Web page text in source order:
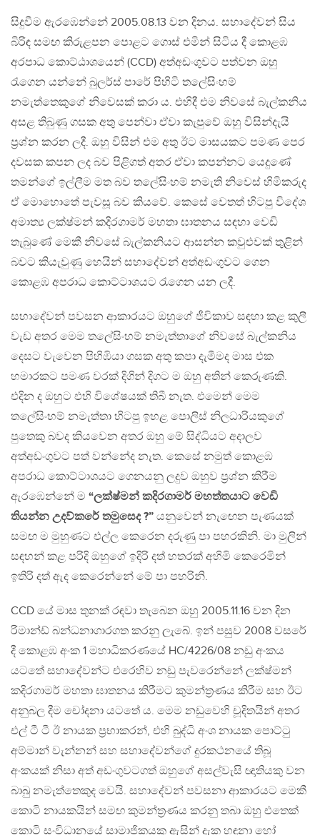
සිදුවීම ඇරඹෙන්නේ 2005.08.13 වන දිනය. සහාදේවන් සිය
බිරිඳ සමඟ කිරුළපන පොළට ගොස් එමින් සිටිය දී කොළඹ
අරපාධ කොට්ඨාශයෙන් (CCD) අත්අඩංගුවට පත්වන ඔහු
රැගෙන යන්නේ බුලර්ස් පාරේ පිහිටි තලේසිංහම්
නමැත්තෙකුගේ නිවෙසක් කරා ය. එහිදී එම නිවසේ බැල්කනිය
අසළ තිබුණු ගසක අතු පෙන්වා ඒවා කැපුවේ ඔහු විසින්දැයි
ප්‍රශ්න කරන ලදී. ඔහු විසින් එම අතු ඊට මාසයකට පමණ පෙර
දවසක කපන ලද බව පිළිගත් අතර ඒවා කපන්නට යෙදුණේ
තමන්ගේ ඉල්ලීම මත බව තලේසිංහම් නමැති නිවෙස් හිමිකරුද
ඒ මොහොතේ පැවසූ බව කියවේ. කෙසේ වෙතත් හිටපු විදේශ
අමාත්‍ය ලක්ෂ්මන් කදිරගාමර් මහතා ඝාතනය සඳහා වෙඩි
තැබුණේ මෙකී නිවසේ බැල්කනියට ආසන්න කවුළුවක් තුළින්
බවට කියැවුණු හෙයින් සහාදේවන් අත්අඩංගුවට ගෙන
කොළඹ අපරාධ කොට්ටාශයට රැගෙන යන ලදී.
සහාදේවන් පවසන ආකාරයට ඔහුගේ ජීවිකාව සඳහා කළ කුලී
වැඩ අතර මෙම තලේසිංහම් නමැත්තාගේ නිවසේ බැල්කනිය
දෙසට වැවෙන පිහිඹියා ගසක අතු කපා දැමීමද මාස එක
හමාරකට පමණ වරක් දිගින් දිගට ම ඔහු අතින් කෙරුණකි.
එදින ද ඔහුට එහි විශේෂයක් තිබී නැත. එමෙන් මෙම
තලේසිංහම් නමැත්තා හිටපු ඉහළ පොලිස් නිලධාරියකුගේ
පුතෙකු බවද කියවෙන අතර ඔහු මේ සිද්ධියට අදාලව
අත්අඩංගුවට පත් වන්නේද නැත. කෙසේ නමුත් කොළඹ
අපරාධ කොට්ටාශයට ගෙනයනු ලදුව ඔහුව ප්‍රශ්න කිරීම
ඇරඹෙන්නේ ම “ලක්ෂ්මන් කදිරගාමර් මහත්තයාට වෙඩි
තියන්න උදව්කරේ තමුසෙද ?” යනුවෙන් නැඟෙන පැණයක්
සමඟ ම මුහුණට එල්ල කෙරෙන දරුණු පා පහරකිනි. මා මුලින්
සඳහන් කළ පරිදි ඔහුගේ ඉදිරි දත් හතරක් අහිමි කෙරෙමින්
ඉතිරි දත් ඇද කෙරෙන්නේ මේ පා පහරිනි.
CCD යේ මාස තුනක් රඳවා තැබෙන ඔහු 2005.11.16 වන දින
රිමාන්ඩ් බන්ධනාගාරගත කරනු ලැබේ. ඉන් පසුව 2008 වසරේ
දී කොළඹ අංක 1 මහාධිකරණයේ HC/4226/08 නඩු අංකය
යටතේ සහාදේවන්ට එරෙහිව නඩු පැවරෙන්නේ ලක්ෂ්මන්
කදිරගාමර් මහතා ඝාතනය කිරීමට කුමන්ත්‍රණය කිරීම සහ ඊට
අනුබල දීම චෝදනා යටතේ ය. මෙම නඩුවෙහි චූදිතයින් අතර
එල් ටී ටී ඊ නායක ප්‍රභාකරන්, එහි බුද්ධි අංශ නායක පොට්ටු
අම්මාන් වැන්නන් සහ සහාදේවන්ගේ දුරකථනයේ තිබූ
අංකයක් නිසා අත් අඩංගුවටගත් ඔහුගේ අසල්වැසි ඥාතියකු වන
බාබු නමැත්තෙකුද වෙයි. සහාදේවන් පවසනා ආකාරයට මෙකී
කොටි නායකයින් සමඟ කුමන්ත්‍රණය කරනු තබා ඔහු එතෙක්
කොටි සංවිධානයේ සාමාජිකයකු ඇසින් දැක හඳුනා හෝ